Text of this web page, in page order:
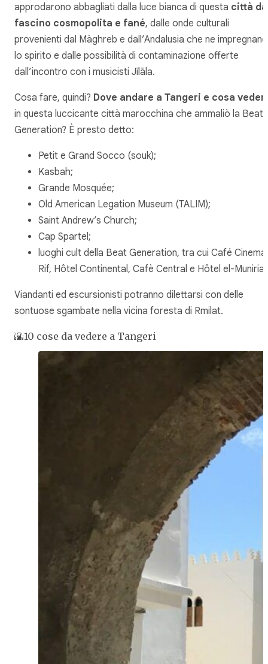
approdarono abbagliati dalla luce bianca di questa città
fascino cosmopolita e fané, dalle onde culturali
provenienti dal Màghreb e dall’Andalusia che ne impregnano
lo spirito e dalle possibilità di contaminazione offerte
dall’incontro con i musicisti Jīlāla.
Cosa fare, quindi? Dove andare a Tangeri e cosa
in questa luccicante città marocchina che ammaliò la Beat
Generation? È presto detto:
Petit e Grand Socco (souk);
Kasbah;
Grande Mosquée;
Old American Legation Museum (TALIM);
Saint Andrew’s Church;
Cap Spartel;
luoghi cult della Beat Generation, tra cui Café Cinema
Rif, Hôtel Continental, Cafè Central e Hôtel el-Muniria.
Viandanti ed escursionisti potranno dilettarsi con delle
sontuose sgambate nella vicina foresta di Rmilat.
🌇10 cose da vedere a Tangeri